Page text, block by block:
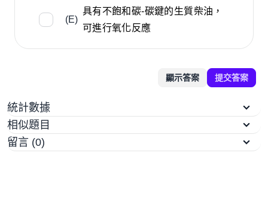
(E)
具有不飽和碳-碳鍵的生質柴油，
可進行氧化反應
顯示答案 提交答案
統計數據
相似題目
留言 (0)